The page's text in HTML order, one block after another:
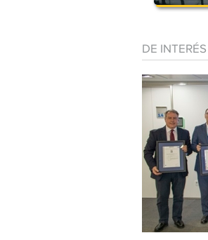
DE INTERÉS